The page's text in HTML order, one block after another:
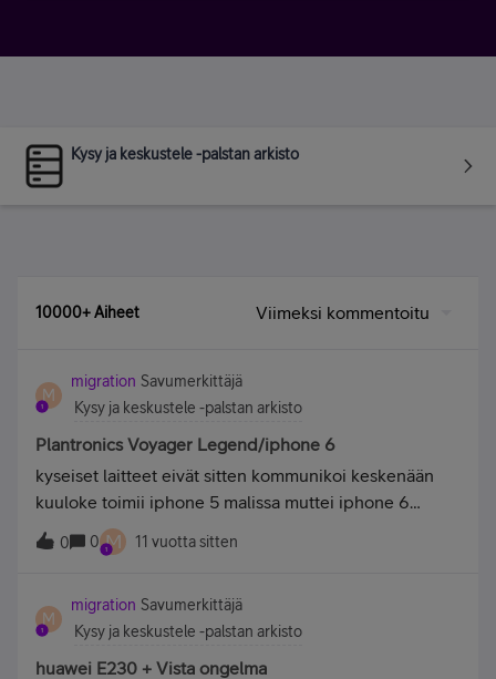
Kysy ja keskustele -palstan arkisto
10000+ Aiheet Viimeksi kommentoitu
M
migration Savumerkittäjä
Kysy ja keskustele -palstan arkisto
Plantronics Voyager Legend/iphone 6
kyseiset laitteet eivät sitten kommunikoi keskenään
kuuloke toimii iphone 5 malissa muttei iphone 6
valmistajalla tieto ongelmasta vika on kuulokkeessa
0 0 M 11 vuotta sitten
M
migration Savumerkittäjä
Kysy ja keskustele -palstan arkisto
huawei E230 + Vista ongelma